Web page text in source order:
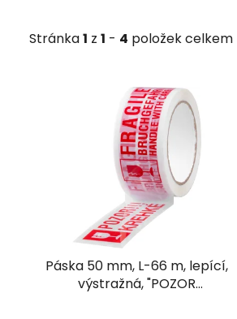
Stránka1 z 1 - 4 položek celkem
Páska 50 mm, L-66 m, lepící,
výstražná, "POZOR